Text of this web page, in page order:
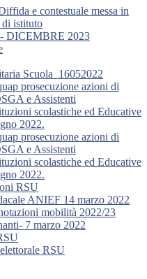
e contestuale messa in
di istituto
DICEMBRE 2023
Scuola_16052022
prosecuzione azioni di
e Assistenti
scolastiche ed Educative
2022.
prosecuzione azioni di
e Assistenti
scolastiche ed Educative
2022.
RSU
ANIEF 14 marzo 2022
mobilità 2022/23
7 marzo 2022
RSU